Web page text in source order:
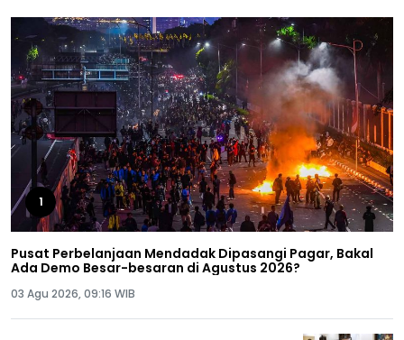
1
Pusat Perbelanjaan Mendadak Dipasangi Pagar, Bakal
Ada Demo Besar-besaran di Agustus 2026?
03 Agu 2026, 09:16 WIB